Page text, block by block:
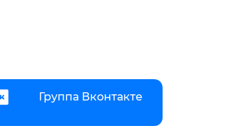
Группа Вконтакте